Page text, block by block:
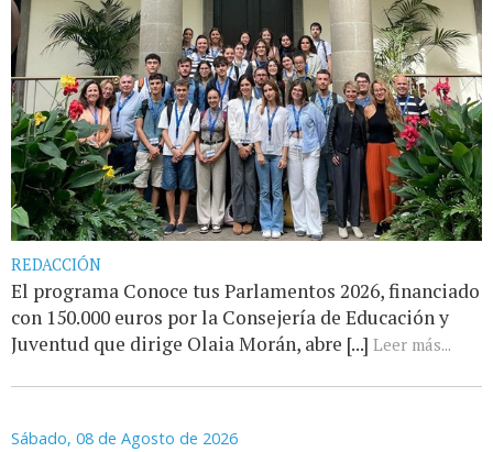
REDACCIÓN
El programa Conoce tus Parlamentos 2026, financiado
con 150.000 euros por la Consejería de Educación y
Juventud que dirige Olaia Morán, abre [...] Leer más...
Sábado, 08 de Agosto de 2026